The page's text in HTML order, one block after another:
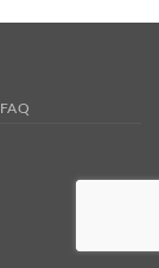
FAQ